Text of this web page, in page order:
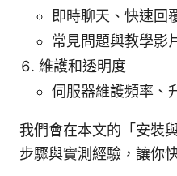
即時聊天、快速回
常見問題與教學影
維護和透明度
伺服器維護頻率、
我們會在本文的「安裝
步驟與實測經驗，讓你